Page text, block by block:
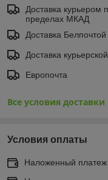
Доставка курьером
пределах МКАД
Доставка
Доставка
Европочта
Все условия доставки
Условия оплаты
Наложенный платеж